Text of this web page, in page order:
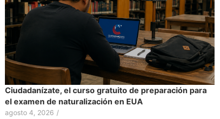
Ciudadanízate, el curso gratuito de preparación para
el examen de naturalización en EUA
agosto 4, 2026 /